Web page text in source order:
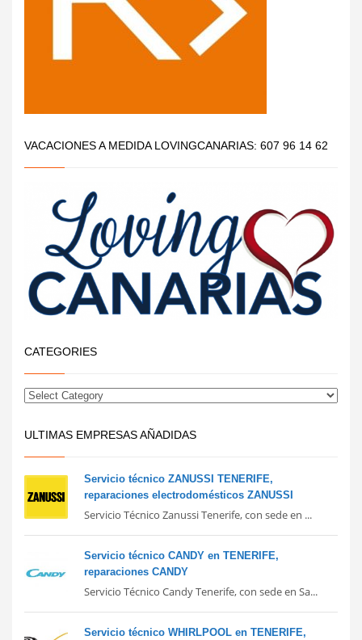
VACACIONES A MEDIDA LOVINGCANARIAS: 607 96 14 62
CATEGORIES
ULTIMAS EMPRESAS AÑADIDAS
Servicio técnico ZANUSSI TENERIFE,
reparaciones electrodomésticos ZANUSSI
Servicio Técnico Zanussi Tenerife, con sede en ...
Servicio técnico CANDY en TENERIFE,
reparaciones CANDY
Servicio Técnico Candy Tenerife, con sede en Sa...
Servicio técnico WHIRLPOOL en TENERIFE,